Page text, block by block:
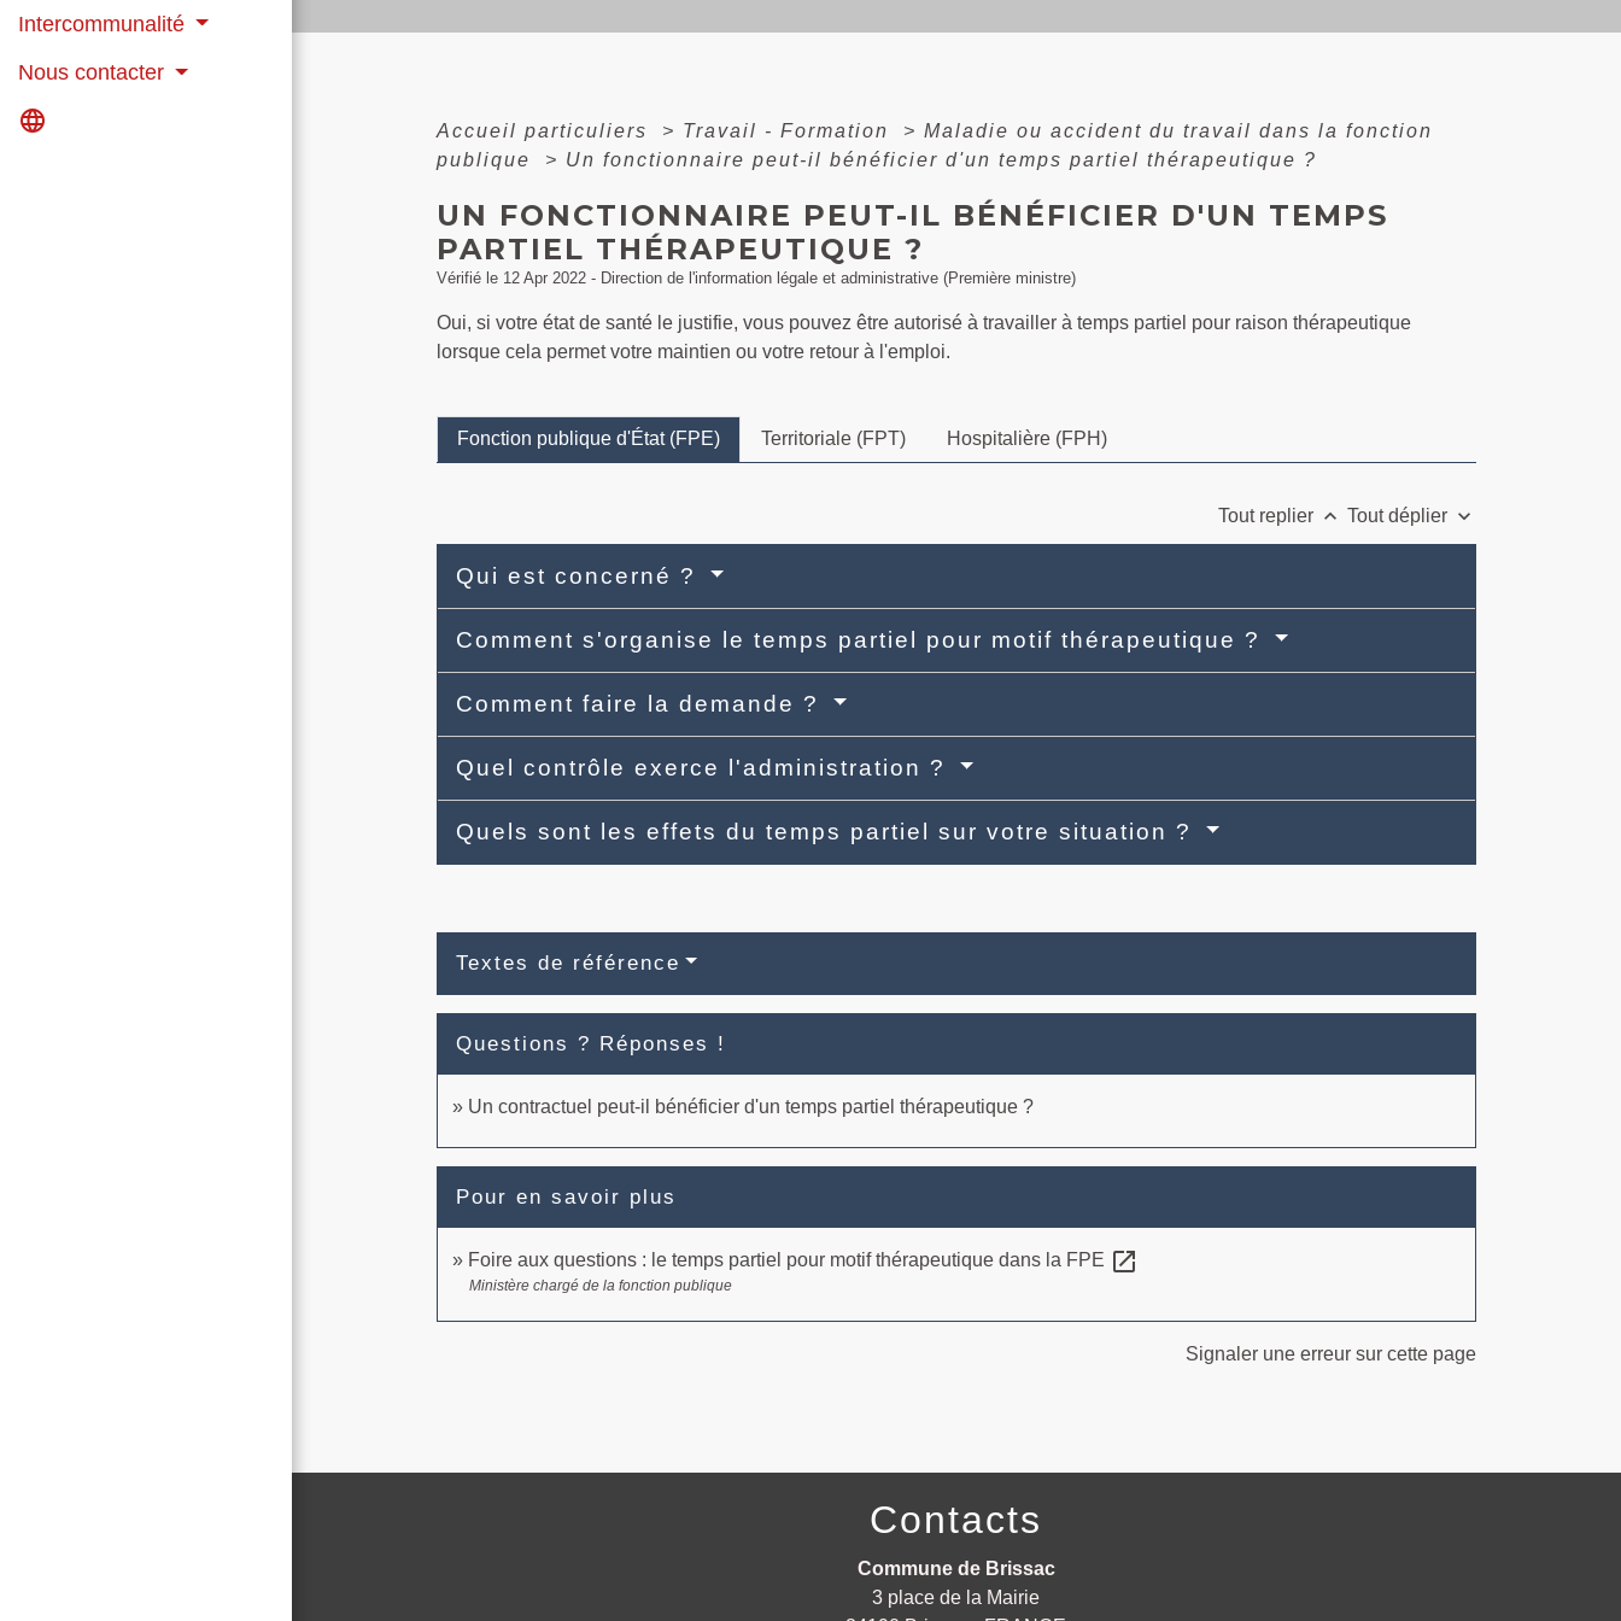
Intercommunalité
Nous contacter
language Accueil particuliers > Travail - Formation > Maladie ou accident du travail dans la fonction
publique
> Un fonctionnaire peut-il bénéficier d'un temps partiel thérapeutique ?
UN FONCTIONNAIRE PEUT-IL BÉNÉFICIER D'UN TEMPS
PARTIEL THÉRAPEUTIQUE ?
Vérifié le 12 Apr 2022 - Direction de l'information légale et administrative (Première ministre)
Oui, si votre état de santé le justifie, vous pouvez être autorisé à travailler à temps partiel pour raison thérapeutique
lorsque cela permet votre maintien ou votre retour à l'emploi.
Fonction publique d'État (FPE) Territoriale (FPT) Hospitalière (FPH)
Tout replier keyboard_arrow_up Tout déplier keyboard_arrow_down
Qui est concerné ?
Comment s'organise le temps partiel pour motif thérapeutique ?
Comment faire la demande ?
Quel contrôle exerce l'administration ?
Quels sont les effets du temps partiel sur votre situation ?
Textes de référence
Questions ? Réponses !
Un contractuel peut-il bénéficier d'un temps partiel thérapeutique ?
Pour en savoir plus
Foire aux questions : le temps partiel pour motif thérapeutique dans la FPE open_in_new
Ministère chargé de la fonction publique
Signaler une erreur sur cette page
Contacts
Commune de Brissac
3 place de la Mairie